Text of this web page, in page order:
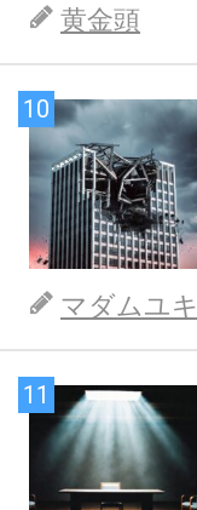
黄金頭
10
マダムユキ
11